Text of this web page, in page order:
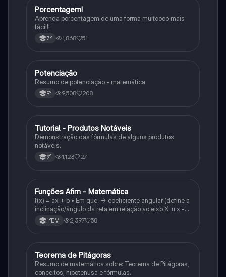
Matematica
Porcentagem!
Aprenda porcentagem de uma forma muitoooo mais
fácil!!
7° 1,868 51
Matematica
Potenciação
Resumo de potenciação - matemática
9° 9,508 208
Matematica
Tutorial - Produtos Notáveis
Demonstração das fórmulas de alguns produtos
notáveis.
9° 1,123 27
Matematica
Funções Afim - Matemática
f(x) = ax + b • Em que: -> coeficiente angular (define a
inclinação/ângulo da reta em relação ao eixo X: u x -
variável: a b → coeficiente linear (valor que corta o
eixo y).
1°EM 2,397 58
Matematica
Teorema de Pitágoras
Resumo de matemática sobre: Teorema de Pitágoras,
conceitos, hipotenusa e fórmulas.